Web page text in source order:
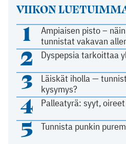
VIIKON
1
Ampiaisen pisto –
tunnistat vakavan
2 Dyspepsia tarkoittaa
3
Läiskät iholla —
kysymys?
4 Palleatyrä: syyt,
5 Tunnista punkin